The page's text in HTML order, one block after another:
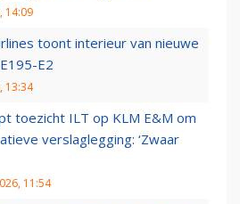
14:09
toont interieur van nieuwe
E2
13:34
toezicht ILT op KLM E&M om
verslaglegging: ‘Zwaar
11:54